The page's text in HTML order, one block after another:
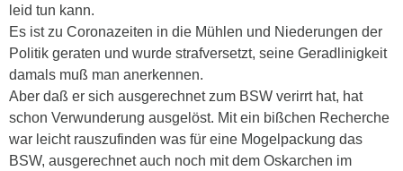
leid tun kann.
Es ist zu Coronazeiten in die Mühlen und Niederungen der
Politik geraten und wurde strafversetzt, seine Geradlinigkeit
damals muß man anerkennen.
Aber daß er sich ausgerechnet zum BSW verirrt hat, hat
schon Verwunderung ausgelöst. Mit ein bißchen Recherche
war leicht rauszufinden was für eine Mogelpackung das
BSW, ausgerechnet auch noch mit dem Oskarchen im